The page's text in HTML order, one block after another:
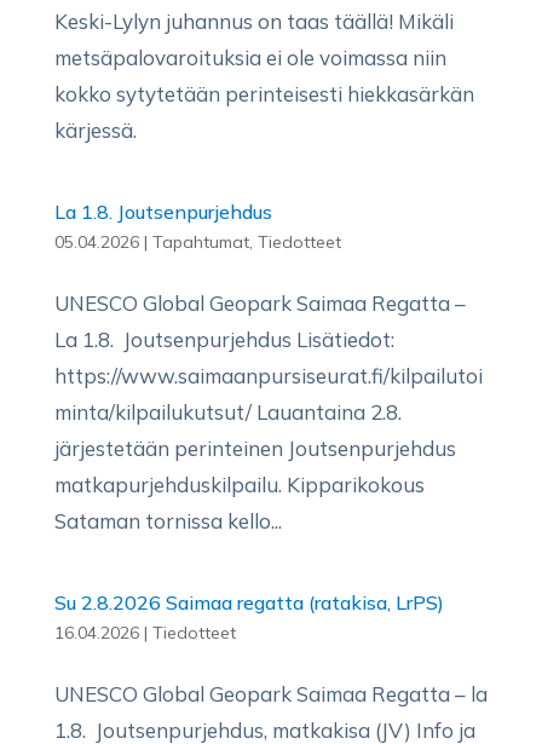
Keski-Lylyn juhannus on taas täällä! Mikäli
metsäpalovaroituksia ei ole voimassa niin
kokko sytytetään perinteisesti hiekkasärkän
kärjessä.
La 1.8. Joutsenpurjehdus
05.04.2026| Tapahtumat, Tiedotteet
UNESCO Global Geopark Saimaa Regatta –
La 1.8. Joutsenpurjehdus Lisätiedot:
https://www.saimaanpursiseurat.fi/kilpailutoi
minta/kilpailukutsut/ Lauantaina 2.8.
järjestetään perinteinen Joutsenpurjehdus
matkapurjehduskilpailu. Kipparikokous
Sataman tornissa kello...
Su 2.8.2026 Saimaa regatta (ratakisa, LrPS)
16.04.2026| Tiedotteet
UNESCO Global Geopark Saimaa Regatta – la
1.8. Joutsenpurjehdus, matkakisa (JV) Info ja